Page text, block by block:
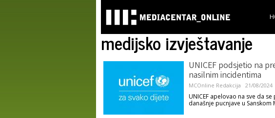
medijsko izvještavanje
UNICEF podsjetio na
nasilnim incidentima
MCOnline Redakcija 21/08/2024
UNICEF apelovao na sve da
današnje pucnjave u Sanskom